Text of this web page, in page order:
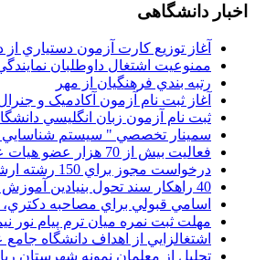
اخبار دانشگاهی
آغاز توزيع کارت آزمون دستياري از
ممنوعيت اشتغال داوطلبان
رتبه بندي فرهنگيان از مهر
آغاز ثبت نام آزمون آکادميک و
ثبت نام آزمون زبان انگليسي
سمينار تخصصي " سيستم شناسايي
فعاليت بيش از 70 هزار عضو هيات علمي در دانشگاه آزاد
درخواست مجوز براي 150 رشته ارشد علوم پزشکي آزاد
40 راهکار سند تحول بنيادين آموزش و پرورش
اسامي قبولي براي مصاحبه دکتري،
مهلت ثبت نمره میان ترم پیام نور
اشتغالزايي از اهداف دانشگاه
تجليل از معلمان نمونه شهرستان